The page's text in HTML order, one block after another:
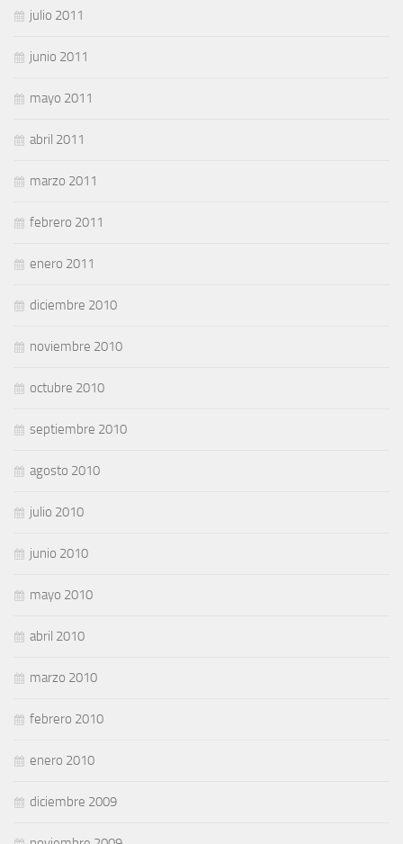
julio 2011
junio 2011
mayo 2011
abril 2011
marzo 2011
febrero 2011
enero 2011
diciembre 2010
noviembre 2010
octubre 2010
septiembre 2010
agosto 2010
julio 2010
junio 2010
mayo 2010
abril 2010
marzo 2010
febrero 2010
enero 2010
diciembre 2009